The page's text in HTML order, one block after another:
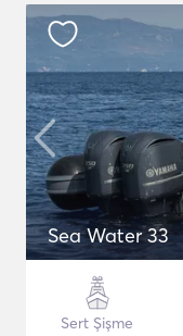
Sea Water 33
Sert Şişme